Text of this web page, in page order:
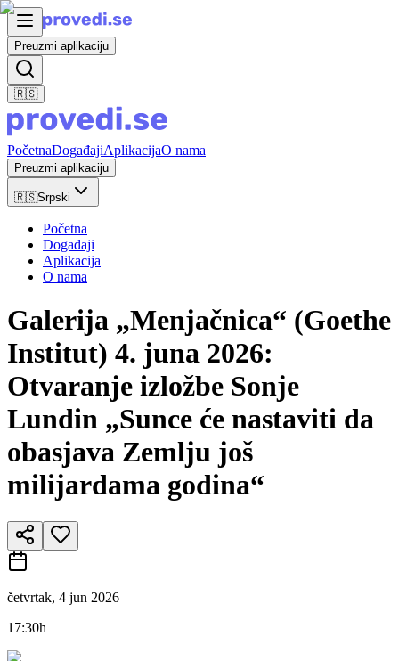
Preuzmi aplikaciju
🇷🇸
PočetnaDogađajiAplikacijaO nama
Preuzmi aplikaciju
🇷🇸Srpski
Početna
Događaji
Aplikacija
O nama
Galerija „Menjačnica“ (Goethe
Institut) 4. juna 2026:
Otvaranje izložbe Sonje
Lundin „Sunce će nastaviti da
obasjava Zemlju još
milijardama godina“
četvrtak, 4 jun 2026
17:30h